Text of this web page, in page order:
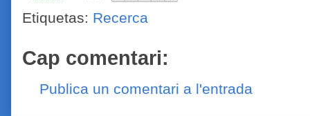
Etiquetas: Recerca
Cap comentari:
Publica un comentari a l'entrada